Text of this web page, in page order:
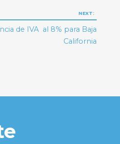
NEXT:
de IVA al 8% para Baja
California